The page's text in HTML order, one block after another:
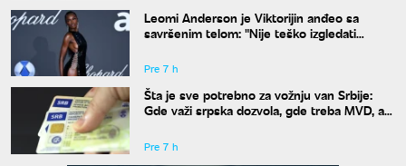
Leomi Anderson je Viktorijin anđeo sa
savršenim telom: "Nije teško izgledati
Pre 7 h
Šta je sve potrebno za vožnju van Srbije:
Gde važi srpska dozvola, gde treba MVD, a
Pre 7 h